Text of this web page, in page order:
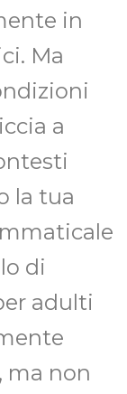
in
Ma
a
la tua
di
adulti
ma non